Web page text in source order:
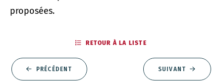
proposées.
PRÉCÉDENT
RETOUR À LA LISTE
SUIVANT